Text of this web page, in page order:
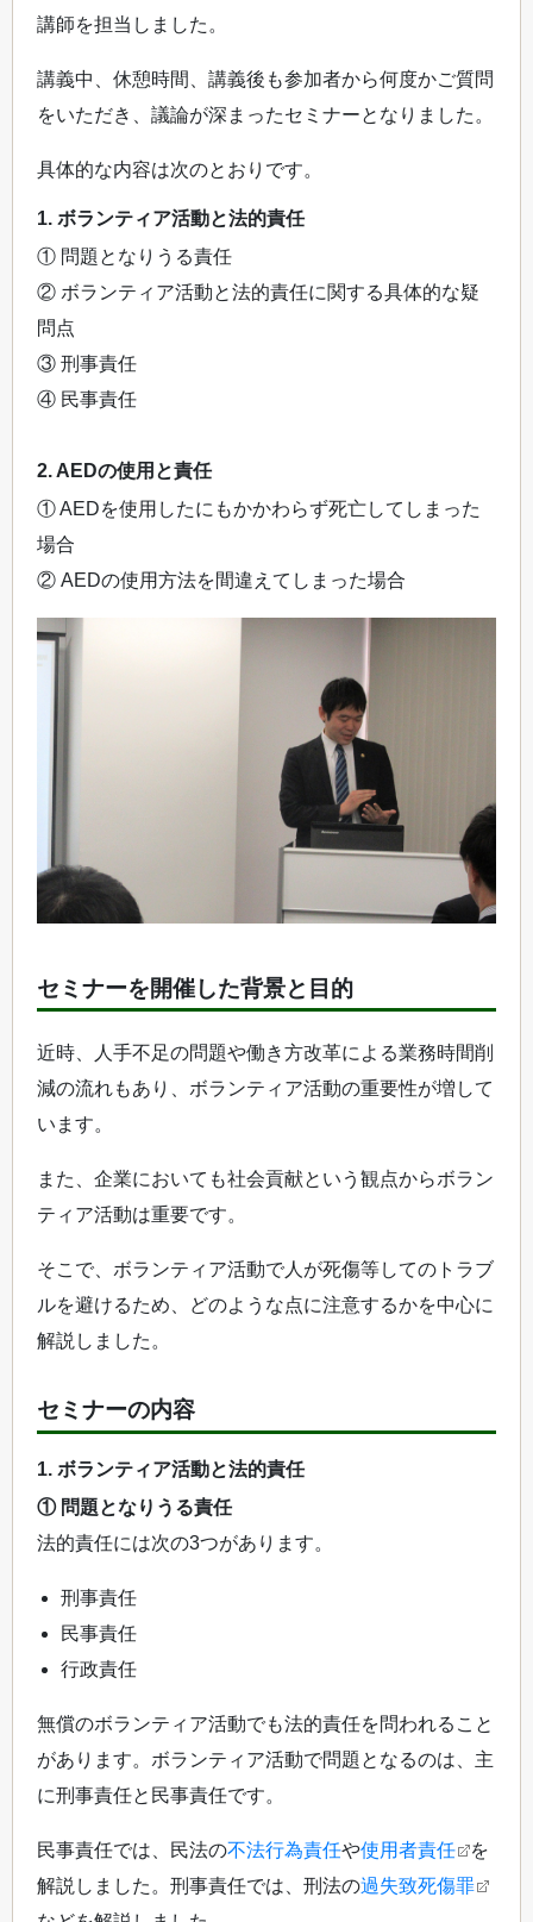
講師を担当しました。
講義中、休憩時間、講義後も参加者から何度かご質問
をいただき、議論が深まったセミナーとなりました。
具体的な内容は次のとおりです。
1. ボランティア活動と法的責任
① 問題となりうる責任
② ボランティア活動と法的責任に関する具体的な疑
問点
③ 刑事責任
④ 民事責任
2. AEDの使用と責任
① AEDを使用したにもかかわらず死亡してしまった
場合
② AEDの使用方法を間違えてしまった場合
セミナーを開催した背景と目的
近時、人手不足の問題や働き方改革による業務時間削
減の流れもあり、ボランティア活動の重要性が増して
います。
また、企業においても社会貢献という観点からボラン
ティア活動は重要です。
そこで、ボランティア活動で人が死傷等してのトラブ
ルを避けるため、どのような点に注意するかを中心に
解説しました。
セミナーの内容
1. ボランティア活動と法的責任
① 問題となりうる責任
法的責任には次の3つがあります。
刑事責任
民事責任
行政責任
無償のボランティア活動でも法的責任を問われること
があります。ボランティア活動で問題となるのは、主
に刑事責任と民事責任です。
民事責任では、民法の不法行為責任や使用者責任
を
解説しました。刑事責任では、刑法の過失致死傷罪